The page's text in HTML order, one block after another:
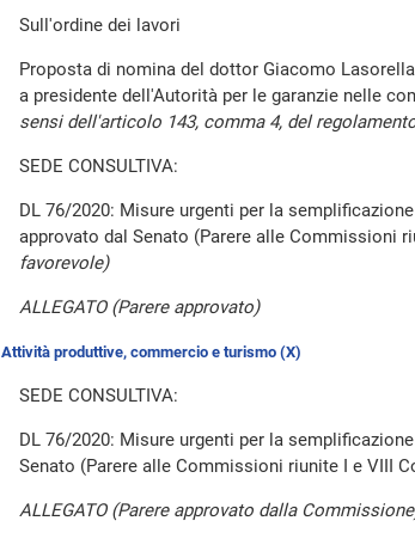
Sull'ordine dei lavori
Proposta di nomina del dottor Giacomo
a presidente dell'Autorità per le garanzie nelle
sensi dell'articolo 143, comma 4, del
SEDE CONSULTIVA:
DL 76/2020: Misure urgenti per la
approvato dal Senato (Parere alle Commissioni
favorevole)
ALLEGATO (Parere approvato)
Attività produttive, commercio e turismo (X)
SEDE CONSULTIVA:
DL 76/2020: Misure urgenti per la
Senato (Parere alle Commissioni riunite I e VIII
ALLEGATO (Parere approvato dalla